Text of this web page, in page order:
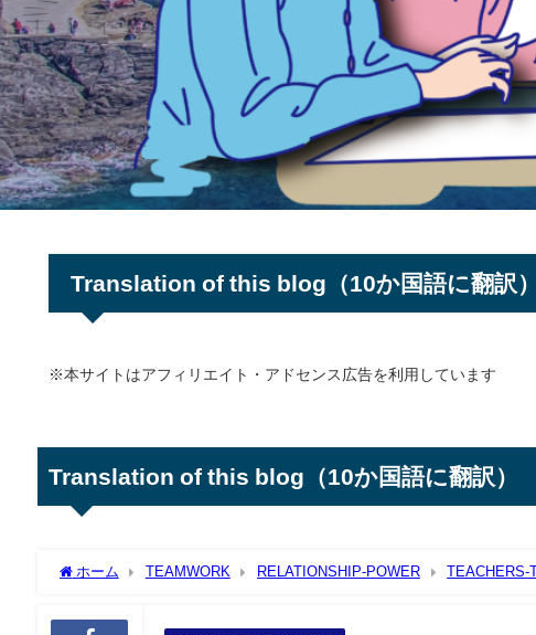
Translation of this blog（10か国語に翻訳）
※本サイトはアフィリエイト・アドセンス広告を利用しています
Translation of this blog（10か国語に翻訳）
ホーム TEAMWORK RELATIONSHIP-POWER